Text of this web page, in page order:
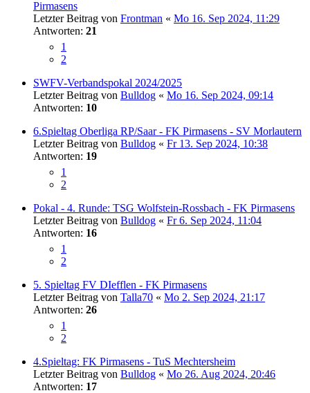
Pirmasens
Letzter Beitrag von Frontman « Mo 16. Sep 2024, 11:29
Antworten: 21
1
2
SWFV-Verbandspokal 2024/2025
Letzter Beitrag von Bulldog « Mo 16. Sep 2024, 09:14
Antworten: 10
6.Spieltag Oberliga RP/Saar - FK Pirmasens - SV Morlautern
Letzter Beitrag von Bulldog « Fr 13. Sep 2024, 10:38
Antworten: 19
1
2
Pokal - 4. Runde: TSG Wolfstein-Rossbach - FK Pirmasens
Letzter Beitrag von Bulldog « Fr 6. Sep 2024, 11:04
Antworten: 16
1
2
5. Spieltag FV DIefflen - FK Pirmasens
Letzter Beitrag von Talla70 « Mo 2. Sep 2024, 21:17
Antworten: 26
1
2
4.Spieltag: FK Pirmasens - TuS Mechtersheim
Letzter Beitrag von Bulldog « Mo 26. Aug 2024, 20:46
Antworten: 17